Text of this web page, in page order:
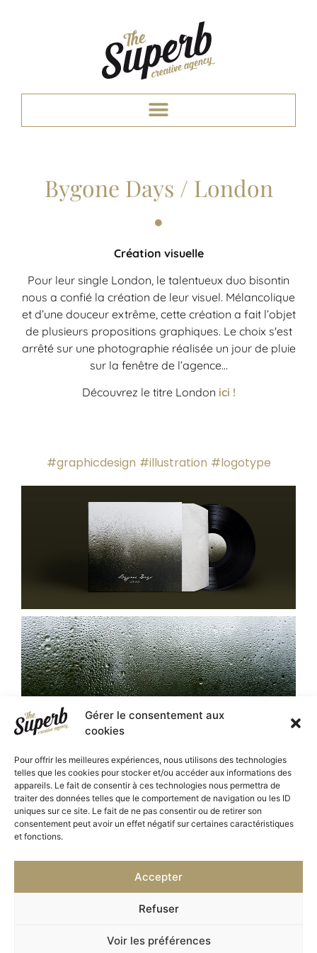
Gérer le consentement aux
cookies
Pour offrir les meilleures expériences, nous utilisons des technologies
telles que les cookies pour stocker et/ou accéder aux informations des
appareils. Le fait de consentir à ces technologies nous permettra de
traiter des données telles que le comportement de navigation ou les ID
uniques sur ce site. Le fait de ne pas consentir ou de retirer son
consentement peut avoir un effet négatif sur certaines caractéristiques
et fonctions.
Accepter
Refuser
Voir les préférences
Bygone Days / London
Création visuelle
Pour leur single London, le talentueux duo bisontin
nous a confié la création de leur visuel. Mélancolique
et d’une douceur extrême, cette création a fait l’objet
de plusieurs propositions graphiques. Le choix s'est
arrêté sur une photographie réalisée un jour de pluie
sur la fenêtre de l’agence…
Découvrez le titre London ici !
#graphicdesign #illustration #logotype
Client : Bygone Days
Campagne Musée des Maisons Comtoises Maison Chazal